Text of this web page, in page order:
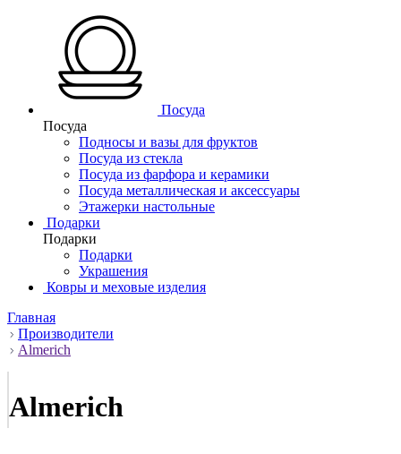
Посуда
Посуда
Подносы и вазы для фруктов
Посуда из стекла
Посуда из фарфора и керамики
Посуда металлическая и аксессуары
Этажерки настольные
Подарки
Подарки
Подарки
Украшения
Ковры и меховые изделия
Главная
Производители
Almerich
Almerich